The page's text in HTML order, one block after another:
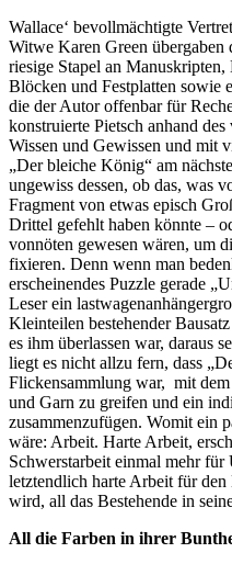
Wallace‘ bevollmächtigte
Witwe Karen Green übergaben
riesige Stapel an
Blöcken und Festplatten sowie
die der Autor offenbar für
konstruierte Pietsch anhand
Wissen und Gewissen und mit
„Der bleiche König“ am
ungewiss dessen, ob das, was
Fragment von etwas episch
Drittel gefehlt haben könnte –
vonnöten gewesen wären, um
fixieren. Denn wenn man
erscheinendes Puzzle gerade
Leser ein
Kleinteilen bestehender
es ihm überlassen war, daraus
liegt es nicht allzu fern, dass
Flickensammlung war, mit
und Garn zu greifen und ein
zusammenzufügen. Womit ein
wäre: Arbeit. Harte Arbeit,
Schwerstarbeit einmal mehr
letztendlich harte Arbeit für den
wird, all das Bestehende in
All die Farben in ihrer